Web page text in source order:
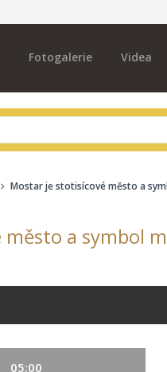
Fotogalerie Videa
Mostar je stotisícové město a
a symbol
05:00